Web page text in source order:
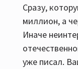
Сразу,
миллион, а
Иначе
уже писал.